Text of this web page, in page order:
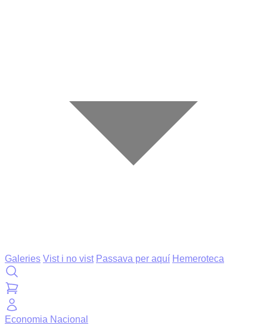
Galeries Vist i no vist Passava per aquí Hemeroteca
Economia Nacional